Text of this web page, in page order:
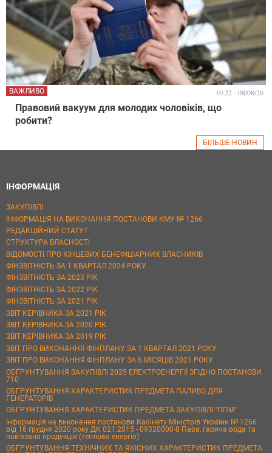
Правовий вакуум для молодих чоловіків, що
робити?
ВАЖЛИВО 10:22 - 08/08/26
БІЛЬШЕ НОВИН
ІНФОРМАЦІЯ
ЗАКУПІВЛІ
ІНФОРМАЦІЯ НА ВИКОНАННЯ ПОСТАНОВИ КМУ № 1266
РЕДАКЦІЙНИЙ СТАТУТ
СТРУКТУРА ВЛАСНОСТІ
ВІДОМОСТІ ПРО КІНЦЕВИХ БЕНЕФІЦІАРНИХ ВЛАСНИКІВ
ФІНЗВІТНІСТЬ ЗА 1 КВАРТАЛ 2024 РОКУ
ФІНЗВІТНІСТЬ ЗА 2023 РІК
ФІНЗВІТНІСТЬ ЗА 2022 РІК
ФІНЗВІТНІСТЬ ЗА 2021 РІК
ЗВІТ КЕРІВНИКА ЗА 2021 РІК
ЗВІТ КЕРІВНИКА ЗА 2020 РІК
ЗВІТ КЕРІВНИКА ЗА 2019 РІК
ЗВІТ ПРО ВИКОНАННЯ ФІНПЛАНУ ЗА 1 КВАРТАЛ 2021 РОКУ
ЗВІТ ПРО ВИКОНАННЯ ФІНПЛАНУ ЗА 6 МІСЯЦІВ 2021 РОКУ
ОБҐРУНТУВАННЯ ЗАКУПІВЛІ 2025 ЕЛЕКТРОЕНЕРГІЇ ЗГІДНО ПОСТАНОВИ
710
ОБҐРУНТУВАННЯ ХАРАКТЕРИСТИК ПРЕДМЕТА ПАЛИВО ДЛЯ
ГЕНЕРАТОРІВ
ОБҐРУНТУВАННЯ ХАРАКТЕРИСТИК ПРЕДМЕТА ЗАКУПІВЛІ "ППМ"
Інформація на виконання постанови Кабінету Міністрів України № 1266
від 16 грудня 2020 року ДК 021:2015 - 09320000-8 Пара, гаряча вода та
пов’язана продукція (теплова енергія)
ОБҐРУНТУВАННЯ ТЕХНІЧНИХ ТА ЯКІСНИХ ХАРАКТЕРИСТИК ПРЕДМЕТА